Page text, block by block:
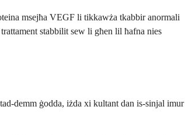
msejħa VEGF li tikkawża tkabbir anormali
stabbilit sew li għen lil ħafna nies
demm ġodda, iżda xi kultant dan is-sinjal imur